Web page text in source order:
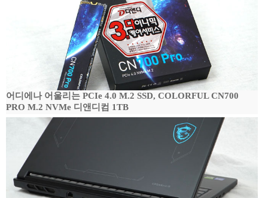
어디에나 어울리는 PCIe 4.0 M.2 SSD, COLORFUL CN700
PRO M.2 NVMe 디앤디컴 1TB